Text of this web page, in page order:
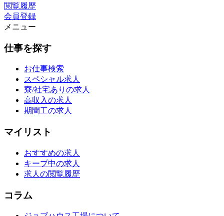
閲覧履歴
会員登録
メニュー
仕事を探す
お仕事検索
スペシャル求人
寮/社宅ありの求人
高収入の求人
期間工の求人
マイリスト
おすすめの求人
キープ中の求人
求人の閲覧履歴
コラム